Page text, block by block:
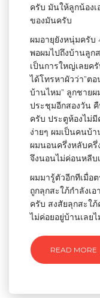
ครับ มันให้ลูกน้องเ
ของมันครับ
ผมอายุยังหนุ่มครับ
พอผมไปถึงบ้านลูก
เป็นการใหญ่เลยค
ได้โทรหาผัวว่า”ต
บ้านไหม” ลูกชาย
ประชุมอีกสองวัน
ครับ ประตูห้องไม่
ง่ายๆ ผมเป็นคนบ้
ผมนอนครึ่งหลับครึ่
จึงนอนไม่ค่อนหลีบ
ผมมารู้ตัวอีกทีเมื่อ
ถูกลุกสะใภ้กำลังเ
ครับ สงสัยลุกสะใ
ไม่ค่อยอยู่บ้านเลย
READ MORE